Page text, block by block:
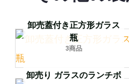
卸売蓋付き正方形ガラス
瓶
3商品
卸売り ガラスのランチボ